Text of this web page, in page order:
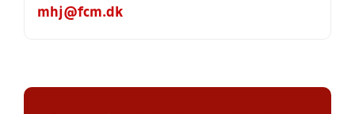
mhj@fcm.dk